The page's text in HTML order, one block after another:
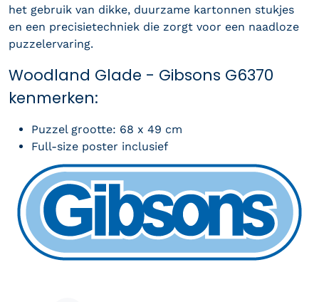
het gebruik van dikke, duurzame kartonnen stukjes
en een precisietechniek die zorgt voor een naadloze
puzzelervaring.
Woodland Glade - Gibsons G6370
kenmerken:
Puzzel grootte: 68 x 49 cm
Full-size poster inclusief